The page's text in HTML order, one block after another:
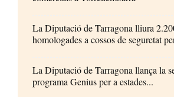
La Diputació de Tarragona lliura
homologades a cossos de seguretat
La Diputació de Tarragona llança la
programa Genius per a estades...